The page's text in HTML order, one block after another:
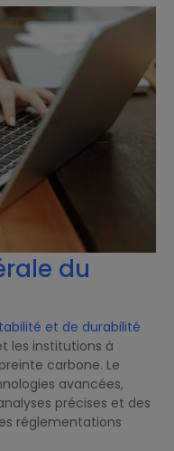
du
et de durabilité
les institutions à
carbone. Le
avancées,
précises et des
réglementations